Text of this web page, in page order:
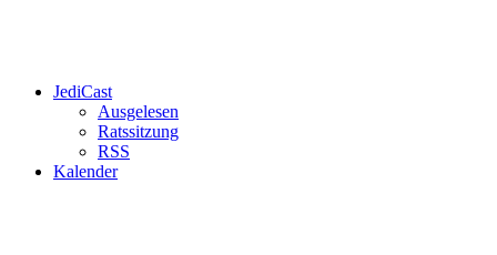
JediCast
Ausgelesen
Ratssitzung
RSS
Kalender